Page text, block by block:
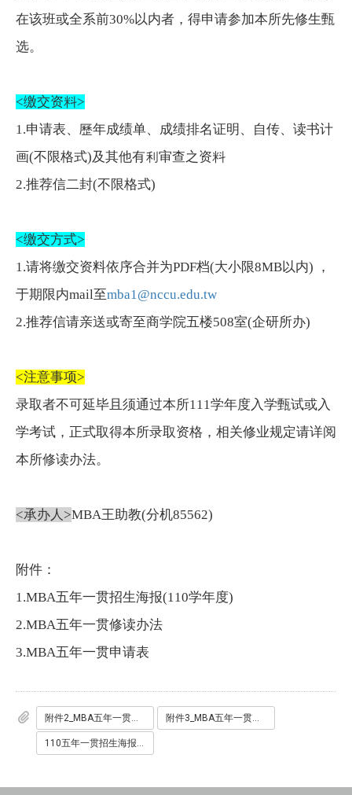
在该班或全系前30%以内者，得申请参加本所先修生甄
选。
<缴交资料>
1.申请表、歷年成绩单、成绩排名证明、自传、读书计
画(不限格式)及其他有利审查之资料
2.推荐信二封(不限格式)
<缴交方式>
1.请将缴交资料依序合并为PDF档(大小限8MB以内) ，
于期限内mail至mba1@nccu.edu.tw
2.推荐信请亲送或寄至商学院五楼508室(企研所办)
<注意事项>
录取者不可延毕且须通过本所111学年度入学甄试或入
学考试，正式取得本所录取资格，相关修业规定请详阅
本所修读办法。
<承办人 >MBA王助教(分机85562)
附件：
1.MBA五年一贯招生海报(110学年度)
2.MBA五年一贯修读办法
3.MBA五年一贯申请表
附件2_MBA五年一贯修读办法.pdf 附件3_MBA五年一贯申请表.docx